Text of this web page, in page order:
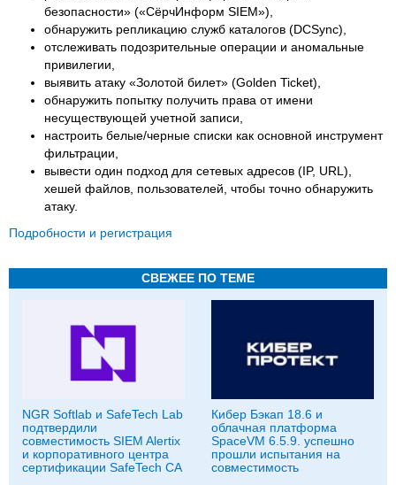
безопасности» («СёрчИнформ SIEM»),
обнаружить репликацию служб каталогов (DCSync),
отслеживать подозрительные операции и аномальные
привилегии,
выявить атаку «Золотой билет» (Golden Ticket),
обнаружить попытку получить права от имени
несуществующей учетной записи,
настроить белые/черные списки как основной инструмент
фильтрации,
вывести один подход для сетевых адресов (IP, URL),
хешей файлов, пользователей, чтобы точно обнаружить
атаку.
Подробности и регистрация
СВЕЖЕЕ ПО ТЕМЕ
NGR Softlab и SafeTech Lab
подтвердили
совместимость SIEM Alertix
и корпоративного центра
сертификации SafeTech CA
Кибер Бэкап 18.6 и
облачная платформа
SpaceVM 6.5.9. успешно
прошли испытания на
совместимость